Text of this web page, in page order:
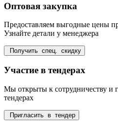
Оптовая закупка
Предоставляем выгодные цены
Узнайте детали у менеджера
Получить спец. скидку
Участие в тендерах
Мы открыты к сотрудничеству и
тендерах
Пригласить в тендер